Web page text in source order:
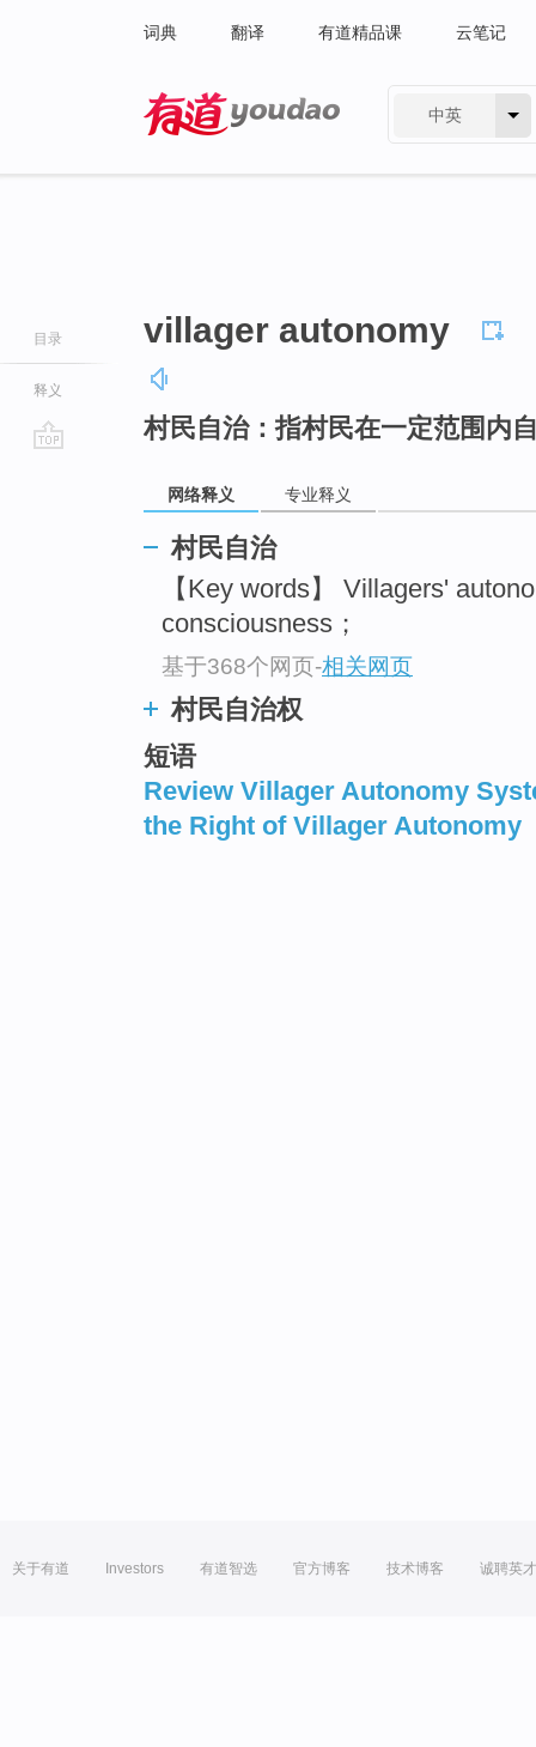
词典 翻译 有道精品课 云笔记
中英
目录
释义
villager autonomy
村民自治：指村民在一定范围内
网络释义 专业释义
村民自治
【Key words】 Villagers'
consciousness；
基于368个网页-相关网页
村民自治权
短语
Review Villager Autonomy
the Right of Villager Autonomy
关于有道 Investors 有道智选 官方博客 技术博客 诚聘英才